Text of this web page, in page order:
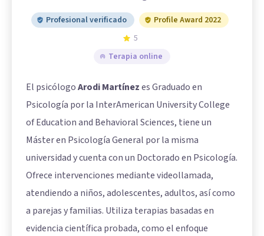
Profesional verificado
Profile Award 2022
5
Terapia online
El psicólogoArodi Martínezes Graduado en
Psicología por la InterAmerican University College
of Education and Behavioral Sciences, tiene un
Máster en Psicología General por la misma
universidad y cuenta con un Doctorado en Psicología.
Ofrece intervenciones mediante videollamada,
atendiendo a niños, adolescentes, adultos, así como
a parejas y familias. Utiliza terapias basadas en
evidencia científica probada, como el enfoque